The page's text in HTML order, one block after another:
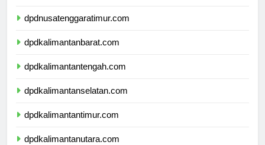
dpdnusatenggaratimur.com
dpdkalimantanbarat.com
dpdkalimantantengah.com
dpdkalimantanselatan.com
dpdkalimantantimur.com
dpdkalimantanutara.com